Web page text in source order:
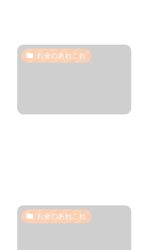
お金のあれこれ
お金のあれこれ